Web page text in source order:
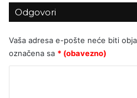
Odgovori
Vaša adresa e-pošte neće biti
označena sa * (obavezno)